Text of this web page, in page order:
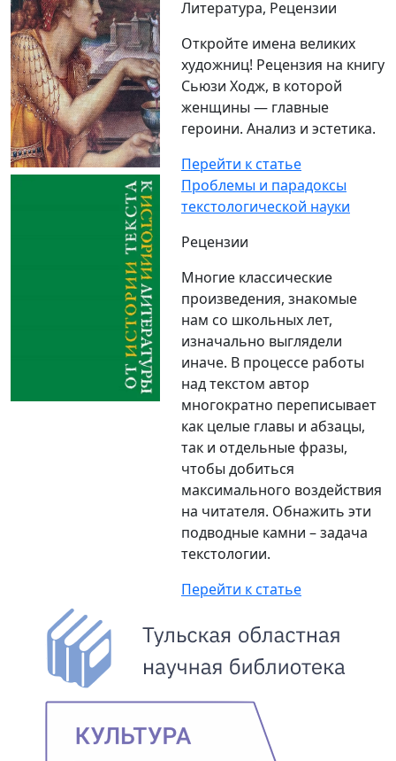
Литература, Рецензии
Откройте имена великих
художниц! Рецензия на книгу
Сьюзи Ходж, в которой
женщины — главные
героини. Анализ и эстетика.
Перейти к статье
Проблемы и парадоксы
текстологической науки
Рецензии
Многие классические
произведения, знакомые
нам со школьных лет,
изначально выглядели
иначе. В процессе работы
над текстом автор
многократно переписывает
как целые главы и абзацы,
так и отдельные фразы,
чтобы добиться
максимального воздействия
на читателя. Обнажить эти
подводные камни – задача
текстологии.
Перейти к статье